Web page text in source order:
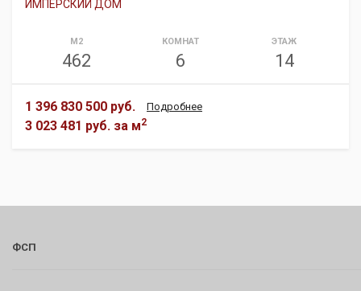
ИМПЕРСКИЙ ДОМ
М2
462
КОМНАТ
6
ЭТАЖ
14
1 396 830 500 руб.
3 023 481 руб. за м2
Подробнее
ФСП